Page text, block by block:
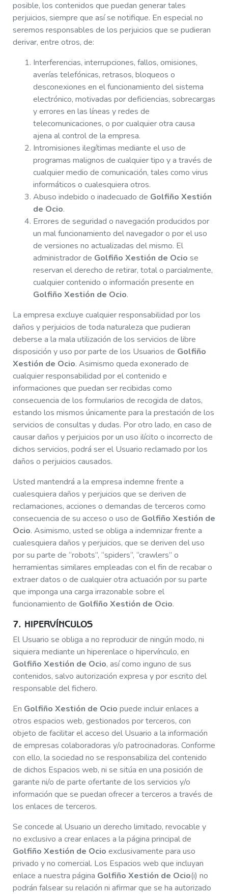
posible, los contenidos que puedan generar tales
perjuicios, siempre que así se notifique. En especial no
seremos responsables de los perjuicios que se pudieran
derivar, entre otros, de:
Interferencias, interrupciones, fallos, omisiones,
averías telefónicas, retrasos, bloqueos o
desconexiones en el funcionamiento del sistema
electrónico, motivadas por deficiencias, sobrecargas
y errores en las líneas y redes de
telecomunicaciones, o por cualquier otra causa
ajena al control de la empresa.
Intromisiones ilegítimas mediante el uso de
programas malignos de cualquier tipo y a través de
cualquier medio de comunicación, tales como virus
informáticos o cualesquiera otros.
Abuso indebido o inadecuado de Golfiño Xestión
de Ocio.
Errores de seguridad o navegación producidos por
un mal funcionamiento del navegador o por el uso
de versiones no actualizadas del mismo. El
administrador de Golfiño Xestión de Ocio se
reservan el derecho de retirar, total o parcialmente,
cualquier contenido o información presente en
Golfiño Xestión de Ocio.
La empresa excluye cualquier responsabilidad por los
daños y perjuicios de toda naturaleza que pudieran
deberse a la mala utilización de los servicios de libre
disposición y uso por parte de los Usuarios de Golfiño
Xestión de Ocio. Asimismo queda exonerado de
cualquier responsabilidad por el contenido e
informaciones que puedan ser recibidas como
consecuencia de los formularios de recogida de datos,
estando los mismos únicamente para la prestación de los
servicios de consultas y dudas. Por otro lado, en caso de
causar daños y perjuicios por un uso ilícito o incorrecto de
dichos servicios, podrá ser el Usuario reclamado por los
daños o perjuicios causados.
Usted mantendrá a la empresa indemne frente a
cualesquiera daños y perjuicios que se deriven de
reclamaciones, acciones o demandas de terceros como
consecuencia de su acceso o uso de Golfiño Xestión de
Ocio. Asimismo, usted se obliga a indemnizar frente a
cualesquiera daños y perjuicios, que se deriven del uso
por su parte de “robots”, “spiders”, “crawlers” o
herramientas similares empleadas con el fin de recabar o
extraer datos o de cualquier otra actuación por su parte
que imponga una carga irrazonable sobre el
funcionamiento de Golfiño Xestión de Ocio.
7. HIPERVÍNCULOS
El Usuario se obliga a no reproducir de ningún modo, ni
siquiera mediante un hiperenlace o hipervínculo, en
Golfiño Xestión de Ocio, así como inguno de sus
contenidos, salvo autorización expresa y por escrito del
responsable del fichero.
En Golfiño Xestión de Ocio puede incluir enlaces a
otros espacios web, gestionados por terceros, con
objeto de facilitar el acceso del Usuario a la información
de empresas colaboradoras y/o patrocinadoras. Conforme
con ello, la sociedad no se responsabiliza del contenido
de dichos Espacios web, ni se sitúa en una posición de
garante ni/o de parte ofertante de los servicios y/o
información que se puedan ofrecer a terceros a través de
los enlaces de terceros.
Se concede al Usuario un derecho limitado, revocable y
no exclusivo a crear enlaces a la página principal de
Golfiño Xestión de Ocio exclusivamente para uso
privado y no comercial. Los Espacios web que incluyan
enlace a nuestra página Golfiño Xestión de Ocio(i) no
podrán falsear su relación ni afirmar que se ha autorizado